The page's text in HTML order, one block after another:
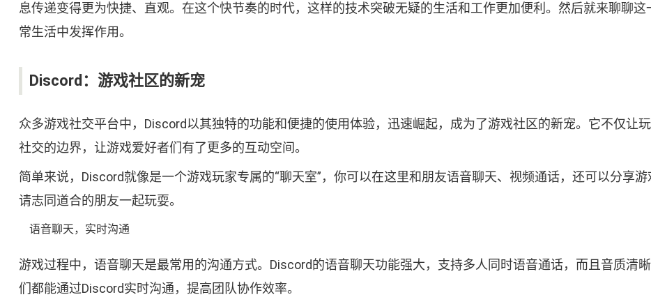
息传递变得更为快捷、直观。在这个快节奏的时代，这样的技术突破无疑的生活和工作更加便利。然后就来聊聊
常生活中发挥作用。
Discord：游戏社区的新宠
众多游戏社交平台中，Discord以其独特的功能和便捷的使用体验，迅速崛起，成为了游戏社区的新宠。它不仅让
社交的边界，让游戏爱好者们有了更多的互动空间。
简单来说，Discord就像是一个游戏玩家专属的“聊天室”，你可以在这里和朋友语音聊天、视频通话，还可以分享
请志同道合的朋友一起玩耍。
语音聊天，实时沟通
游戏过程中，语音聊天是最常用的沟通方式。Discord的语音聊天功能强大，支持多人同时语音通话，而且音质清
们都能通过Discord实时沟通，提高团队协作效率。